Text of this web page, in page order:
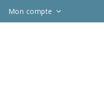
Mon compte